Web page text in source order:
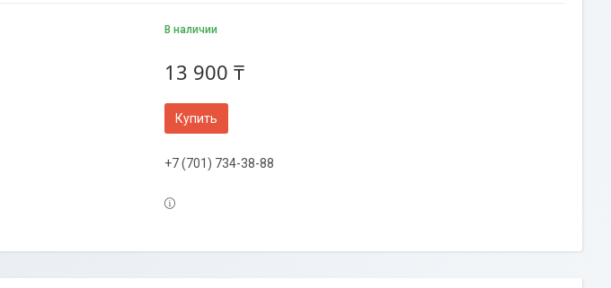
В наличии
13 900 ₸
Купить
+7 (701) 734-38-88